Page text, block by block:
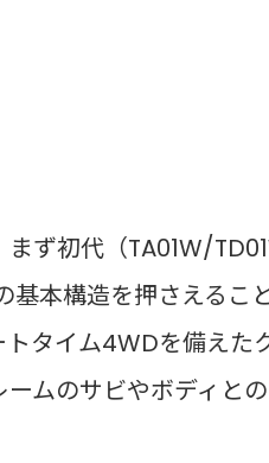
まず初代（TA01W/
本構造を押さえるこ
トタイム4WDを備えた
ムのサビやボディと